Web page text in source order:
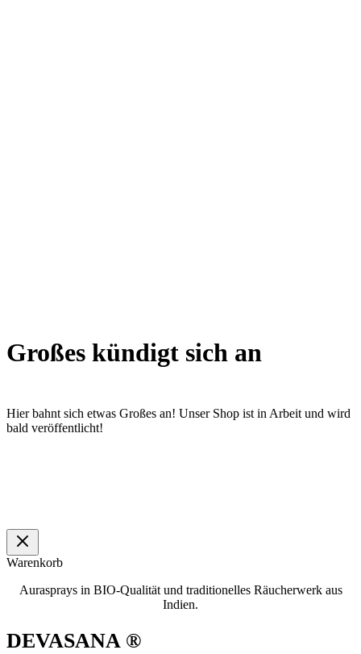
Großes kündigt sich an
Hier bahnt sich etwas Großes an! Unser Shop ist in Arbeit und wird
bald veröffentlicht!
Warenkorb
Aurasprays in BIO-Qualität und traditionelles Räucherwerk aus
Indien.
DEVASANA ®